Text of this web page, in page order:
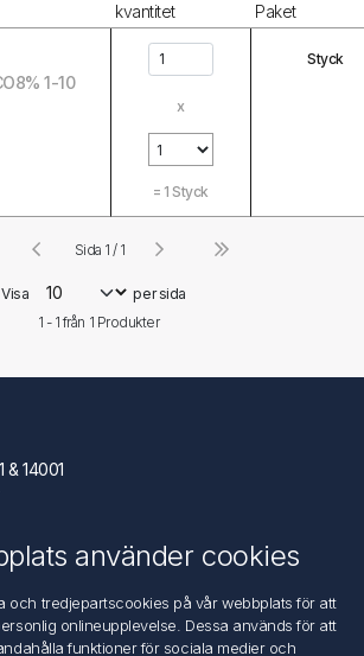
kvantitet
Paket
1-10
x
= 1 Styck
Styck
Visa
per sida
1 - 1 från 1 Produkter
Sida 1 / 1
& 14001
använder cookies
och tredjepartscookies på vår webbplats för att
onlineupplevelse. Dessa används för att
funktioner för sociala medier och